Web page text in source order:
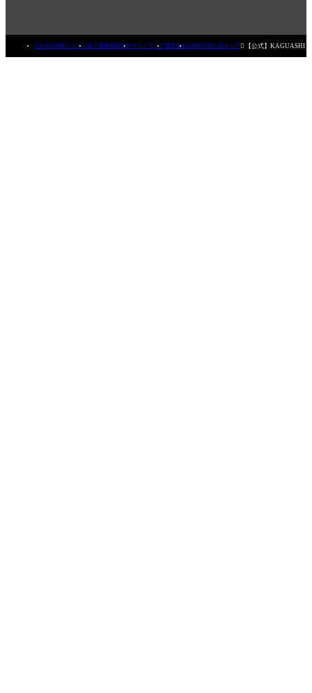
KAGUASHIについて個人情報保護方針サイトマップ運営会社AMAZON公式ストア 【公式】KAGUASHI